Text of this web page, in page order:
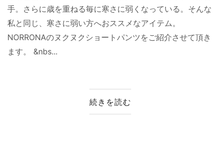
手。さらに歳を重ねる毎に寒さに弱くなっている。そんな
私と同じ、寒さに弱い方へおススメなアイテム。
NORRONAのヌクヌクショートパンツをご紹介させて頂き
ます。 &nbs...
続きを読む